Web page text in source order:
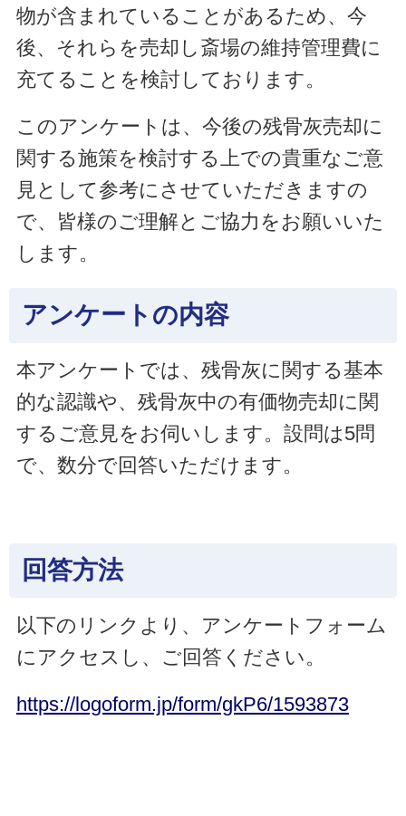
物が含まれていることがあるため、今
後、それらを売却し斎場の維持管理費に
充てることを検討しております。
このアンケートは、今後の残骨灰売却に
関する施策を検討する上での貴重なご意
見として参考にさせていただきますの
で、皆様のご理解とご協力をお願いいた
します。
アンケートの内容
本アンケートでは、残骨灰に関する基本
的な認識や、残骨灰中の有価物売却に関
するご意見をお伺いします。設問は5問
で、数分で回答いただけます。
回答方法
以下のリンクより、アンケートフォーム
にアクセスし、ご回答ください。
https://logoform.jp/form/gkP6/1593873